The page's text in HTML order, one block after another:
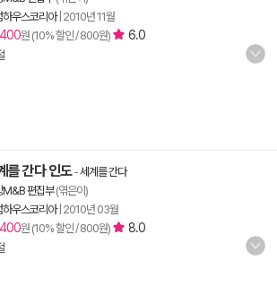
하우스코리아| 2010년 11월
원 (10% 할인 / 800원)
6.0
를 간다 인도-세계를 간다
M&B 편집부(엮은이)
하우스코리아| 2010년 03월
원 (10% 할인 / 800원)
8.0